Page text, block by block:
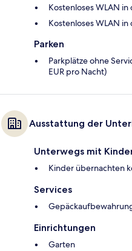
Kostenloses WLAN
Kostenloses WLAN
Parken
Parkplätze ohne
EUR pro Nacht)
Ausstattung der
Unterwegs mit
Kinder übernachten
Services
Einrichtungen
Garten